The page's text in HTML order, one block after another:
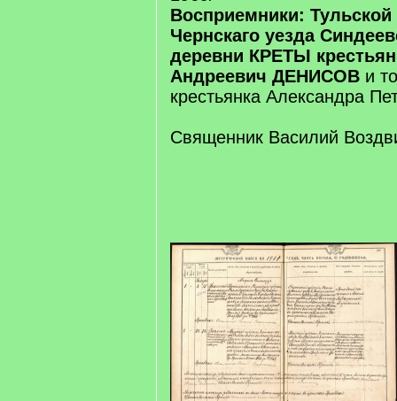
Восприемники: Тульской
Чернскаго уезда
деревни КРЕТЫ
Андреевич ДЕНИСОВ и
крестьянка Александра
Священник Василий